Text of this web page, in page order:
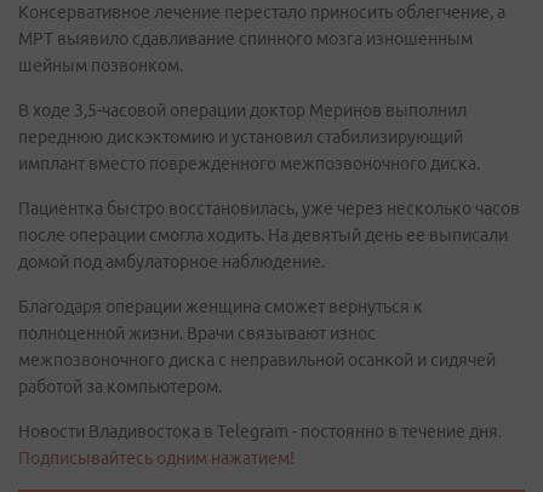
Консервативное лечение перестало приносить облегчение, а
МРТ выявило сдавливание спинного мозга изношенным
шейным позвонком.
В ходе 3,5-часовой операции доктор Меринов выполнил
переднюю дискэктомию и установил стабилизирующий
имплант вместо поврежденного межпозвоночного диска.
Пациентка быстро восстановилась, уже через несколько часов
после операции смогла ходить. На девятый день ее выписали
домой под амбулаторное наблюдение.
Благодаря операции женщина сможет вернуться к
полноценной жизни. Врачи связывают износ
межпозвоночного диска с неправильной осанкой и сидячей
работой за компьютером.
Новости Владивостока в Telegram - постоянно в течение дня.
Подписывайтесь одним нажатием!